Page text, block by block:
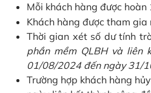
Mỗi khách hàng được
Khách hàng được tham
Thời gian xét số dư tính
phần mềm QLBH và
01/08/2024 đến ngày 31/
Trường hợp khách hàng